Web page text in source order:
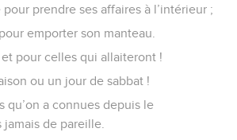
prendre ses affaires à l’intérieur ;
emporter son manteau.
pour celles qui allaiteront !
ou un jour de sabbat !
qu’on a connues depuis le
de pareille.